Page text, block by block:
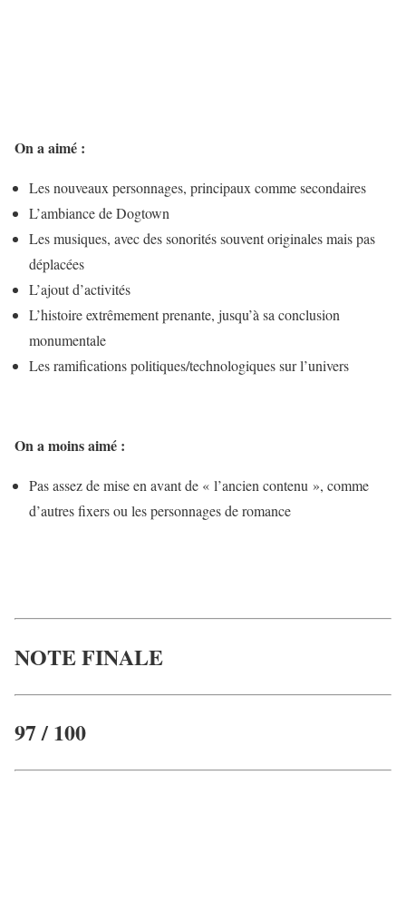
On a aimé :
Les nouveaux personnages, principaux comme secondaires
L’ambiance de Dogtown
Les musiques, avec des sonorités souvent originales mais pas
déplacées
L’ajout d’activités
L’histoire extrêmement prenante, jusqu’à sa conclusion
monumentale
Les ramifications politiques/technologiques sur l’univers
On a moins aimé :
Pas assez de mise en avant de « l’ancien contenu », comme
d’autres fixers ou les personnages de romance
NOTE FINALE
97 / 100